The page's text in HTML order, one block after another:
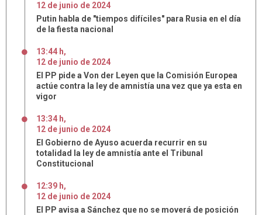
12 de junio de 2024
Putin habla de "tiempos difíciles" para Rusia en el día
de la fiesta nacional
13:44 h,
12 de junio de 2024
El PP pide a Von der Leyen que la Comisión Europea
actúe contra la ley de amnistía una vez que ya esta en
vigor
13:34 h,
12 de junio de 2024
El Gobierno de Ayuso acuerda recurrir en su
totalidad la ley de amnistía ante el Tribunal
Constitucional
12:39 h,
12 de junio de 2024
El PP avisa a Sánchez que no se moverá de posición